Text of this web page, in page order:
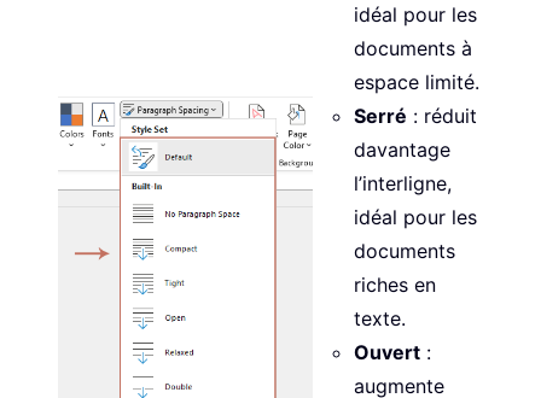
idéal pour les
documents à
espace limité.
Serré : réduit
davantage
l’interligne,
idéal pour les
documents
riches en
texte.
Ouvert :
augmente